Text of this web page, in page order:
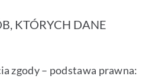
KTÓRYCH DANE
zgody – podstawa prawna: